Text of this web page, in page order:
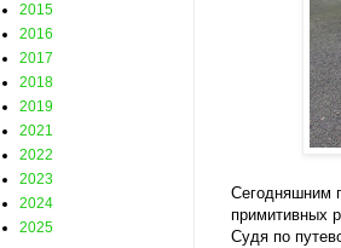
Сегодняшним
примитивных
Судя по
2015
2016
2017
2018
2019
2021
2022
2023
2024
2025